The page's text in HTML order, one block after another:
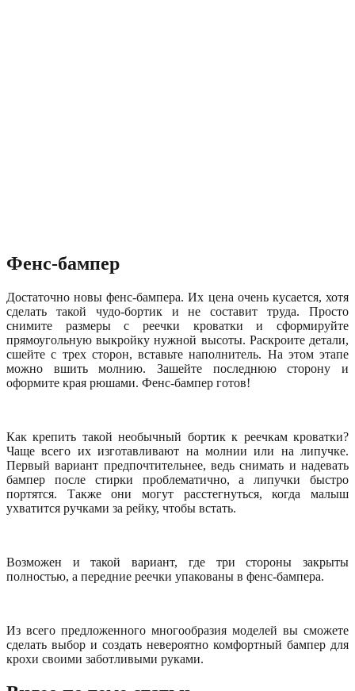
Фенс-бампер
Достаточно новы фенс-бампера. Их цена очень кусается, хотя
сделать такой чудо-бортик и не составит труда. Просто
снимите размеры с реечки кроватки и сформируйте
прямоугольную выкройку нужной высоты. Раскроите детали,
сшейте с трех сторон, вставьте наполнитель. На этом этапе
можно вшить молнию. Зашейте последнюю сторону и
оформите края рюшами. Фенс-бампер готов!
Как крепить такой необычный бортик к реечкам кроватки?
Чаще всего их изготавливают на молнии или на липучке.
Первый вариант предпочтительнее, ведь снимать и надевать
бампер после стирки проблематично, а липучки быстро
портятся. Также они могут расстегнуться, когда малыш
ухватится ручками за рейку, чтобы встать.
Возможен и такой вариант, где три стороны закрыты
полностью, а передние реечки упакованы в фенс-бампера.
Из всего предложенного многообразия моделей вы сможете
сделать выбор и создать невероятно комфортный бампер для
крохи своими заботливыми руками.